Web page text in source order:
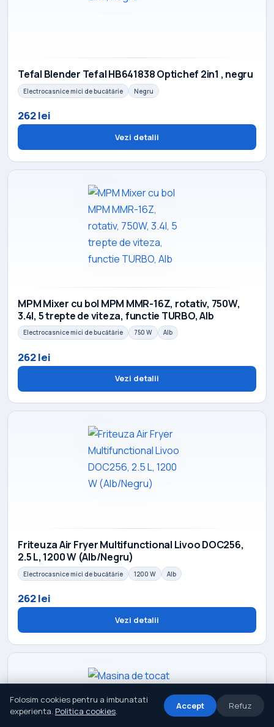
Tefal Blender Tefal HB641838 Optichef 2in1 , negru
Electrocasnice mici de bucătărie Negru
262 lei
Vezi detalii
MPM Mixer cu bol MPM MMR-16Z, rotativ, 750W,
3.4l, 5 trepte de viteza, functie TURBO, Alb
Electrocasnice mici de bucătărie 750 W Alb
262 lei
Vezi detalii
Friteuza Air Fryer Multifunctional Livoo DOC256,
2.5 L, 1200 W (Alb/Negru)
Electrocasnice mici de bucătărie 1200 W Alb
262 lei
Vezi detalii
Folosim cookies pentru a imbunatati
experienta. Politica cookies. Accept Refuz